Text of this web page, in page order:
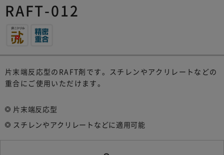
RAFT-012
片末端反応型のRAFT剤です。スチレンやアクリレートなどの
重合にご使用いただけます。
片末端反応型
スチレンやアクリレートなどに適用可能